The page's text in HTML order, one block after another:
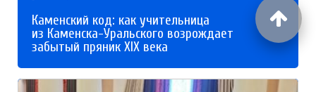
Каменский код: как учительница
из Каменска-Уральского возрождает
забытый пряник XIX века